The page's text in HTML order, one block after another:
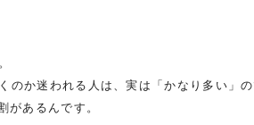
か迷われる人は、実は「かなり多い」の
あるんです。